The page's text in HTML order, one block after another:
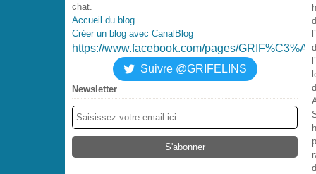
chat.
Accueil du blog
Créer un blog avec CanalBlog
https://www.facebook.com/pages/
Suivre @GRIFELINS
Newsletter